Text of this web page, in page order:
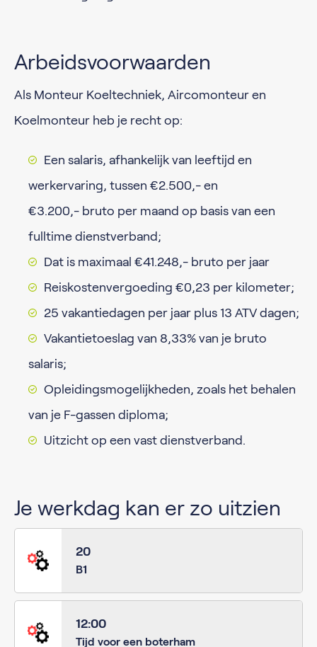
Arbeidsvoorwaarden
Als Monteur Koeltechniek, Aircomonteur en
Koelmonteur heb je recht op:
Een salaris, afhankelijk van leeftijd en
werkervaring, tussen €2.500,- en
€3.200,- bruto per maand op basis van een
fulltime dienstverband;
Dat is maximaal €41.248,- bruto per jaar
Reiskostenvergoeding €0,23 per kilometer;
25 vakantiedagen per jaar plus 13 ATV dagen;
Vakantietoeslag van 8,33% van je bruto
salaris;
Opleidingsmogelijkheden, zoals het behalen
van je F-gassen diploma;
Uitzicht op een vast dienstverband.
Je werkdag kan er zo uitzien
20
B1
12:00
Tijd voor een boterham